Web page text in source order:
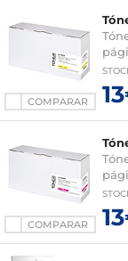
COMPARAR
COMPARAR